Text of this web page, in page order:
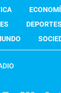
DEPORTES